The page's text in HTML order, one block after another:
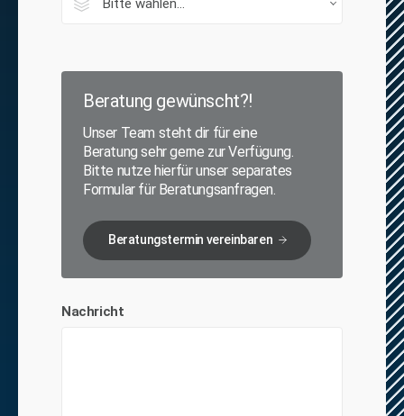
Beratung gewünscht?!
Unser Team steht dir für eine
Beratung sehr gerne zur Verfügung.
Bitte nutze hierfür unser separates
Formular für Beratungsanfragen.
Beratungstermin vereinbaren
Nachricht